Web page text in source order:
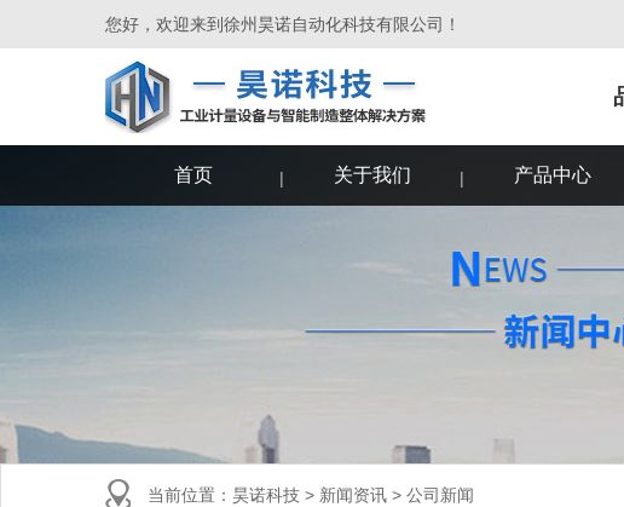
您好，欢迎来到徐州昊诺自动化科技有限公司！
首页 关于我们 产品中心
当前位置： 昊诺科技 > 新闻资讯 > 公司新闻